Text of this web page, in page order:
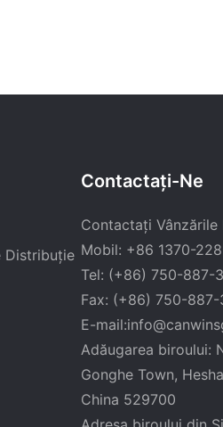
Distribuție
Contactaţi-Ne
Contactați Vânzările
Mobil: +86 1370-
Tel: (+86) 750-887-
Fax: (+86) 750-887-
E-mail:
Adăugarea biroului:
Gonghe Town,
China 529700